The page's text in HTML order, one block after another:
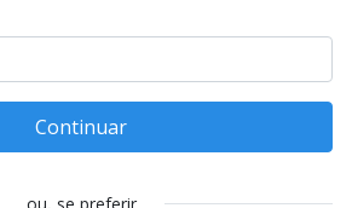
Continuar
ou, se preferir